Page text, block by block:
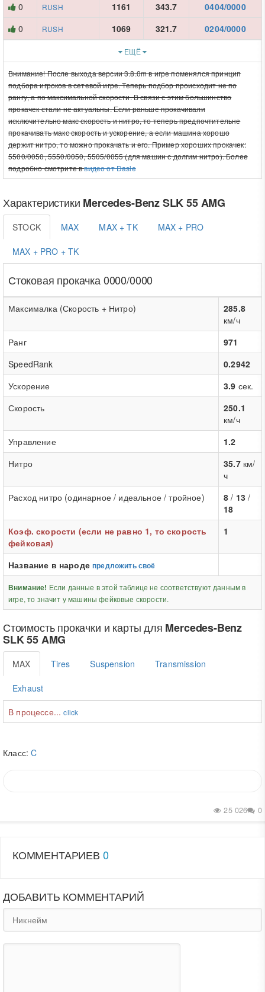
0
RUSH 1161 343.7
0404/0000
0
RUSH 1069 321.7 0204/0000
ЕЩЁ
Внимание! После выхода версии 3.8.0m в игре поменялся принцип
подбора игроков в сетевой игре. Теперь подбор происходит не по
рангу, а по максимальной скорости. В связи с этим большинство
прокачек стали не актуальны. Если раньше прокачивали
исключительно макс скорость и нитро, то теперь предпочтительне
прокачивать макс скорость и ускорение, а если машина хорошо
держит нитро, то можно прокачать и его. Пример хороших прокачек:
5500/0050, 5550/0050, 5505/0055 (для машин с долгим нитро). Более
подробно смотрите ввидео от Dasle
Характеристики Mercedes-Benz SLK 55 AMG
STOCK MAX MAX + TK MAX + PRO
MAX + PRO + TK
Стоковая прокачка 0000/0000
Максималка (Скорость + Нитро)
285.8
км/ч
Ранг
971
SpeedRank
0.2942
Ускорение
3.9 сек.
Скорость
250.1
км/ч
Управление
1.2
Нитро
35.7км/
ч
Расход нитро (одинарное / идеальное / тройное)
8 / 13 /
18
Коэф. скорости (если не равно 1, то скорость
фейковая)
1
Название в народепредложить своё
Внимание! Если данные в этой таблице не соответствуют данным в
игре, то значит у машины фейковые скорости.
Стоимость прокачки и карты для Mercedes-Benz
SLK 55 AMG
MAX Tires Suspension Transmission
Exhaust
В процессе...click
Класс:C
0
25 026
КОММЕНТАРИЕВ 0
ДОБАВИТЬ КОММЕНТАРИЙ